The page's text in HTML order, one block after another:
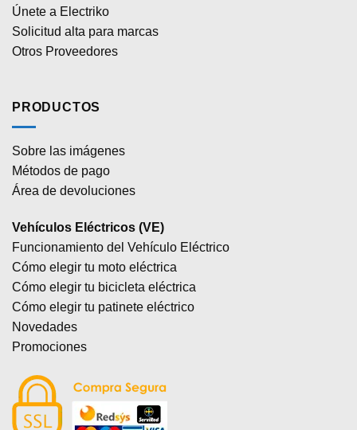
Únete a Electriko
Solicitud alta para marcas
Otros Proveedores
PRODUCTOS
Sobre las imágenes
Métodos de pago
Área de devoluciones
Vehículos Eléctricos (VE)
Funcionamiento del Vehículo Eléctrico
Cómo elegir tu moto eléctrica
Cómo elegir tu bicicleta eléctrica
Cómo elegir tu patinete eléctrico
Novedades
Promociones